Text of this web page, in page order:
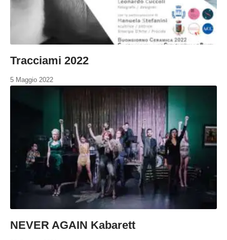
Tracciami 2022
5 Maggio 2022
NEVER AGAIN Kabarett